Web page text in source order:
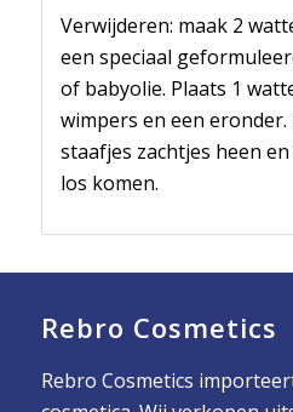
Verwijderen: maak 2
een speciaal
of babyolie. Plaats 1
wimpers en een eronder.
staafjes zachtjes heen
los komen.
Rebro Cosmetics
Rebro Cosmetics